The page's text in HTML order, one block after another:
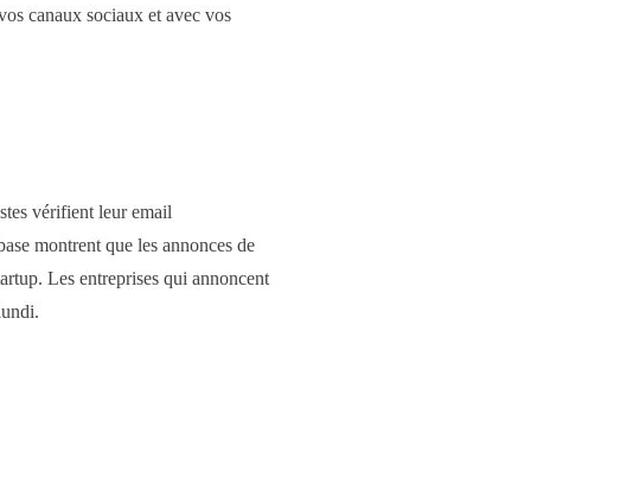
canaux sociaux et avec vos
vérifient leur email
montrent que les annonces de
Les entreprises qui annoncent